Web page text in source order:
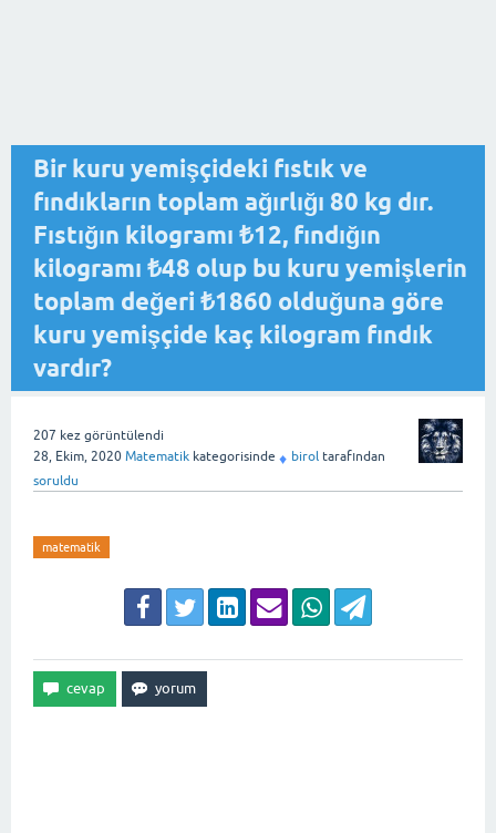
Bir kuru yemişçideki fıstık ve
fındıkların toplam ağırlığı 80 kg dır.
Fıstığın kilogramı ₺12, fındığın
kilogramı ₺48 olup bu kuru yemişlerin
toplam değeri ₺1860 olduğuna göre
kuru yemişçide kaç kilogram fındık
vardır?
207 kez görüntülendi
28, Ekim, 2020 Matematik kategorisinde ♦ birol tarafından
soruldu
matematik